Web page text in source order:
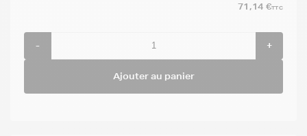
71,14 €TTC
- +
Ajouter au panier